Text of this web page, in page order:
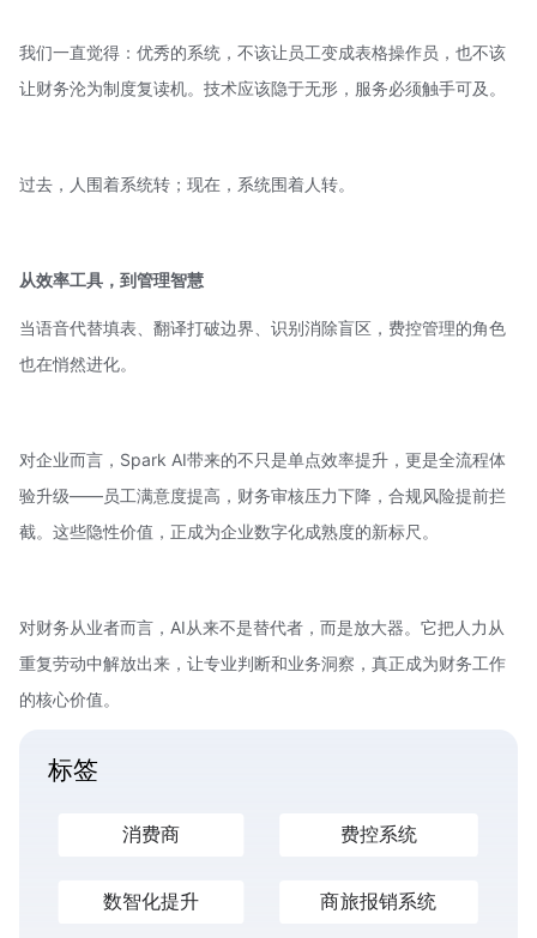
我们一直觉得：优秀的系统，不该让员工变成表格操作员，也不该
让财务沦为制度复读机。技术应该隐于无形，服务必须触手可及。
过去，人围着系统转；现在，系统围着人转。
从效率工具，到管理智慧
当语音代替填表、翻译打破边界、识别消除盲区， 费控管理的角色
也在悄然进化。
对企业而言，Spark AI带来的不只是单点效率提升，更是全流程体
验升级——员工满意度提高，财务审核压力下降，合规风险提前拦
截。这些隐性价值，正成为企业数字化成熟度的新标尺。
对财务从业者而言，AI从来不是替代者，而是放大器。它把人力从
重复劳动中解放出来，让专业判断和业务洞察，真正成为财务工作
的核心价值。
标签
消费商 费控系统
数智化提升 商旅报销系统